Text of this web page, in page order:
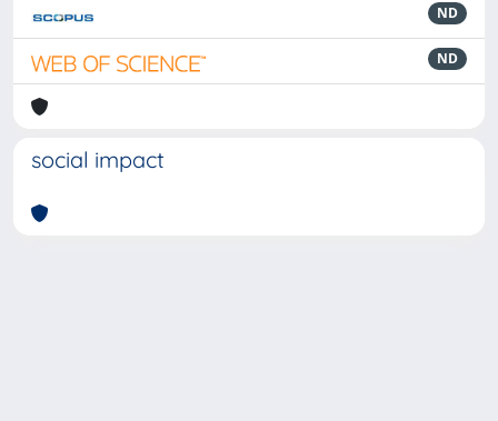
ND
ND
social impact